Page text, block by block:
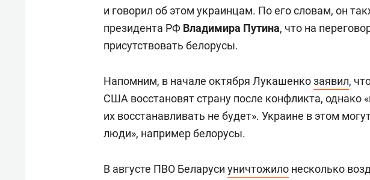
и говорил об этом украинцам. По его словам, он
президента РФ Владимира Путина, что на
присутствовать белорусы.
Напомним, в начале октября Лукашенкозаявил,
США восстановят страну после конфликта, однако
их восстанавливать не будет». Украине в этом
люди», например белорусы.
В августе ПВО Беларуси уничтожило несколько